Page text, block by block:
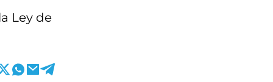
Ley de